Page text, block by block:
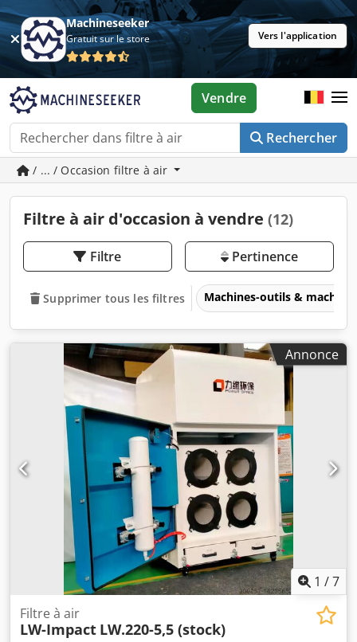
Machineseeker
Gratuit sur le store Vers l'application
Rechercher
Vendre
/ ... / Occasion filtre à air
Filtre à air d'occasion à vendre (12)
Filtre Pertinence
Supprimer tous les filtres Machines-outils &
Annonce
1 /7
Filtre à air
LW-Impact LW.220-5,5 (stock)